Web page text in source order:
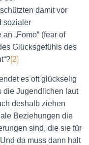
damit vor
sozialer
„Fomo“ (fear of
Glücksgefühls des
[2]
es oft glückselig
die Jugendlichen laut
deshalb ziehen
Beziehungen die
sind, die sie für
Und da muss dann halt